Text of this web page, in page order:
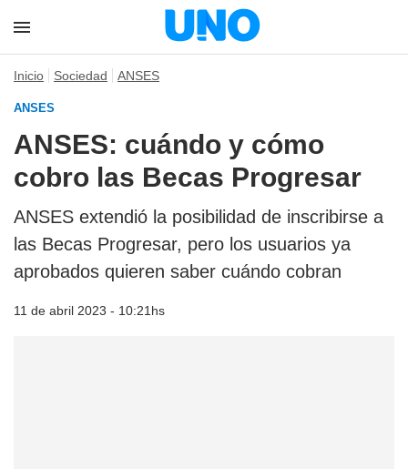
Inicio Sociedad ANSES
ANSES
ANSES: cuándo y cómo
cobro las Becas Progresar
ANSES extendió la posibilidad de inscribirse a
las Becas Progresar, pero los usuarios ya
aprobados quieren saber cuándo cobran
11 de abril 2023 - 10:21hs